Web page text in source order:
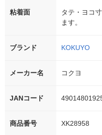
粘着面
タテ・ヨコ
ます。
ブランド KOKUYO
メーカー名 コクヨ
JANコード
商品番号 XK28958